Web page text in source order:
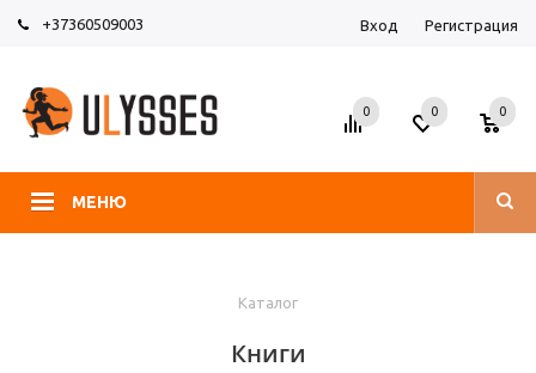
+37360509003 Вход Регистрация
МЕНЮ
0 0 0
Каталог
Книги